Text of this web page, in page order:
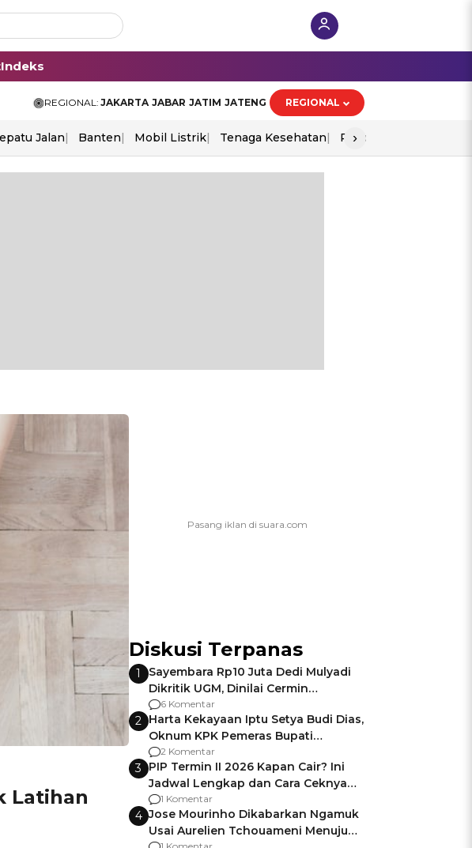
Indeks
REGIONAL: JAKARTA JABAR JATIM JATENG REGIONAL
Jalan Banten Mobil Listrik Tenaga Kesehatan Piala Aff 2026
›
Latihan
Diskusi Terpanas
1
Sayembara Rp10 Juta Dedi Mulyadi
Dikritik UGM, Dinilai Cermin
Gagalnya Negara Jamin Keamanan
6 Komentar
2 Harta Kekayaan Iptu Setya Budi Dias,
Oknum KPK Pemeras Bupati
Pemalang
2 Komentar
3 PIP Termin II 2026 Kapan Cair? Ini
Jadwal Lengkap dan Cara Ceknya
agar Dana Tidak Hangus!
1 Komentar
4 Jose Mourinho Dikabarkan Ngamuk
Usai Aurelien Tchouameni Menuju